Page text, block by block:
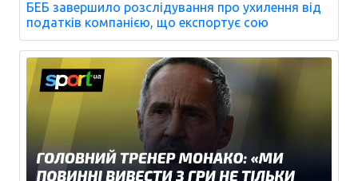
БЕБ завершило розслідування про ухилення від
податків компанією, що експортує сою